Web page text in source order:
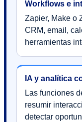
Workflows e
Zapier, Make o
CRM, email,
herramientas
IA y analítica
Las funciones
resumir
detectar